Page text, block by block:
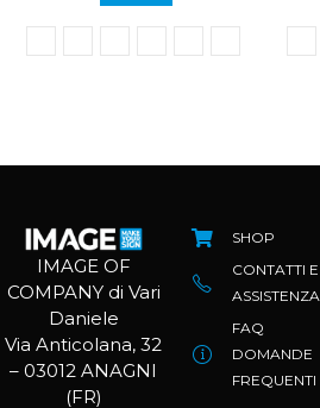
IMAGE OF
COMPANY di Vari
Daniele
Via Anticolana, 32
– 03012 ANAGNI
(FR)
SHOP
CONTATTI E
ASSISTENZA
FAQ
DOMANDE
FREQUENTI